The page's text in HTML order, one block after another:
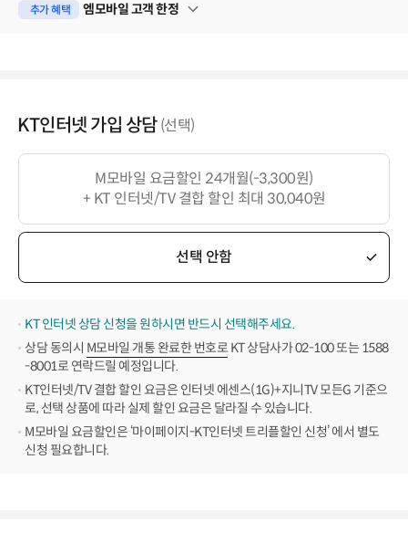
추가 혜택 엠모바일 고객 한정
펼쳐보기
KT인터넷 가입 상담 (선택)
M모바일 요금할인 24개월(-3,300원)
+ KT 인터넷/TV 결합 할인 최대 30,040원
선택 안함
KT 인터넷 상담 신청을 원하시면 반드시 선택해주세요.
상담 동의시 M모바일 개통 완료한 번호로 KT 상담사가 02-100 또는 1588
-8001로 연락드릴 예정입니다.
KT인터넷/TV 결합 할인 요금은 인터넷 에센스(1G)+지니TV 모든G 기준으
로, 선택 상품에 따라 실제 할인 요금은 달라질 수 있습니다.
M모바일 요금할인은 ‘마이페이지-KT인터넷 트리플할인 신청’ 에서 별도
신청 필요합니다.